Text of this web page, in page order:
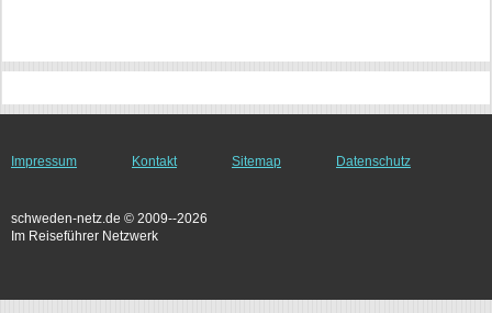
Impressum Kontakt Sitemap Datenschutz
schweden-netz.de © 2009--2026
Im Reiseführer Netzwerk